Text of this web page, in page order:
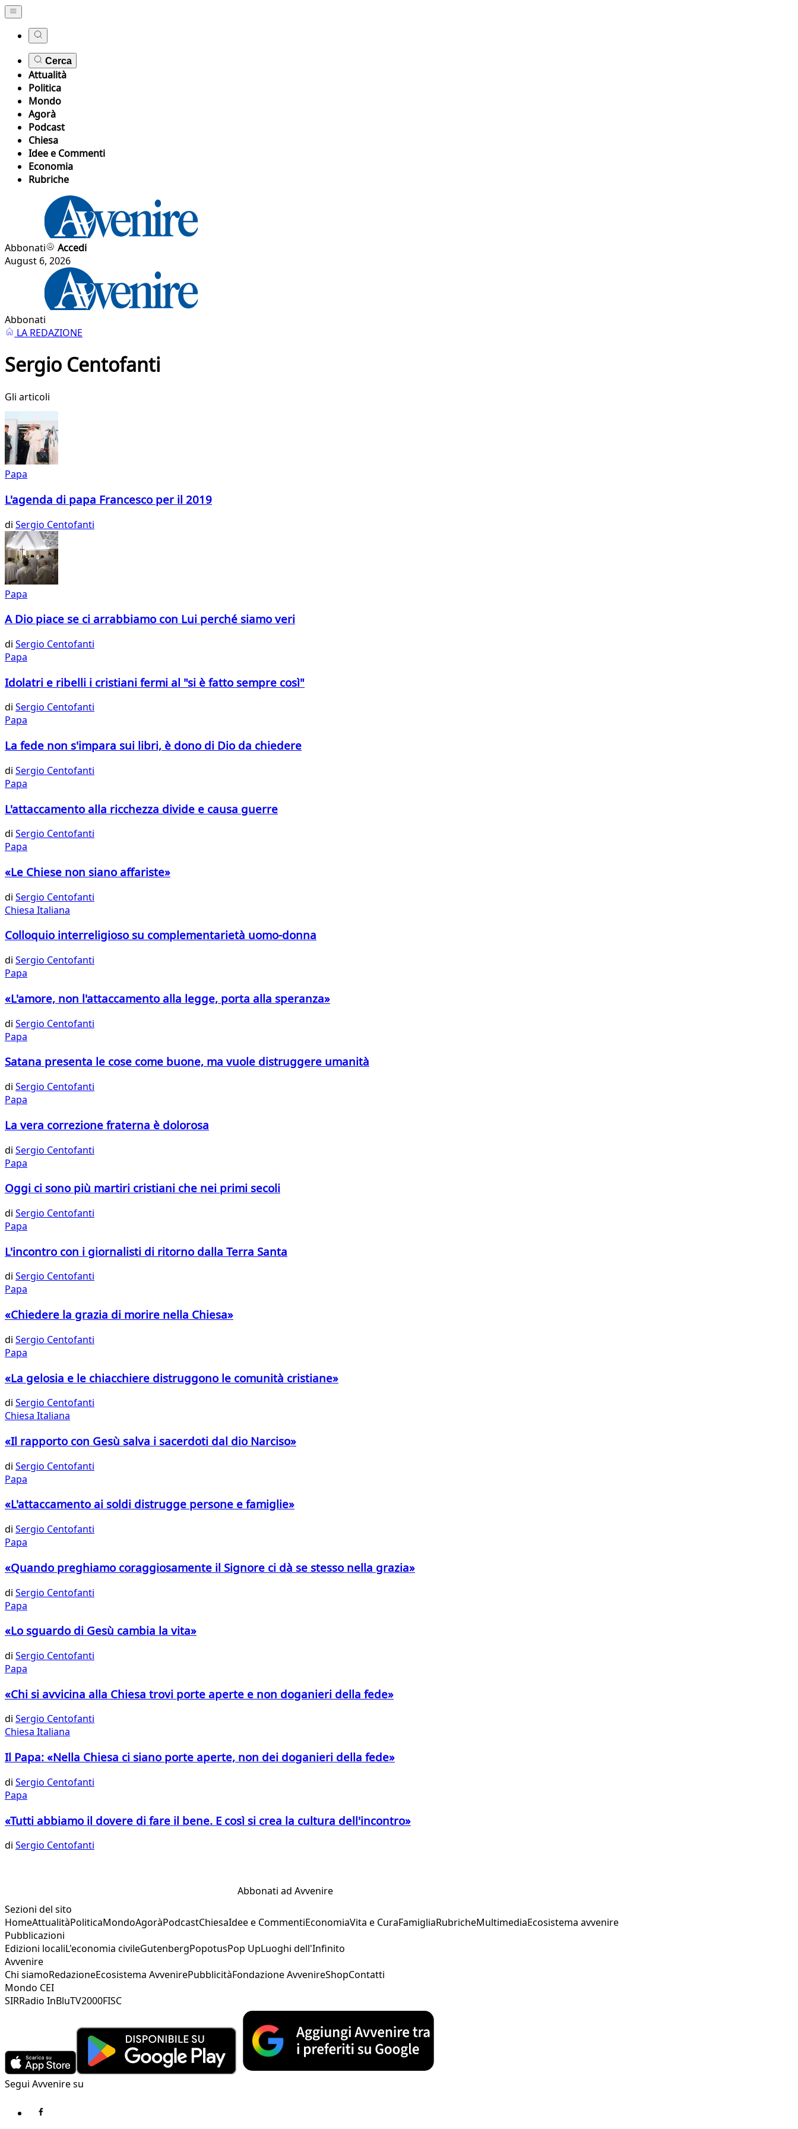
Cerca
Attualità
Politica
Mondo
Agorà
Podcast
Chiesa
Idee e Commenti
Economia
Rubriche
Abbonati
Accedi
August 6, 2026
Abbonati
LA REDAZIONE
Sergio Centofanti
Gli articoli
Papa
L'agenda di papa Francesco per il 2019
di Sergio Centofanti
Papa
A Dio piace se ci arrabbiamo con Lui perché siamo veri
di Sergio Centofanti
Papa
Idolatri e ribelli i cristiani fermi al "si è fatto sempre così"
di Sergio Centofanti
Papa
La fede non s'impara sui libri, è dono di Dio da chiedere
di Sergio Centofanti
Papa
L'attaccamento alla ricchezza divide e causa guerre
di Sergio Centofanti
Papa
«Le Chiese non siano affariste»
di Sergio Centofanti
Chiesa Italiana
Colloquio interreligioso su complementarietà uomo-donna
di Sergio Centofanti
Papa
«L'amore, non l'attaccamento alla legge, porta alla speranza»
di Sergio Centofanti
Papa
Satana presenta le cose come buone, ma vuole distruggere umanità
di Sergio Centofanti
Papa
La vera correzione fraterna è dolorosa
di Sergio Centofanti
Papa
Oggi ci sono più martiri cristiani che nei primi secoli
di Sergio Centofanti
Papa
L'incontro con i giornalisti di ritorno dalla Terra Santa
di Sergio Centofanti
Papa
«Chiedere la grazia di morire nella Chiesa»
di Sergio Centofanti
Papa
​«La gelosia e le chiacchiere distruggono le comunità cristiane»
di Sergio Centofanti
Chiesa Italiana
«Il rapporto con Gesù salva i sacerdoti dal dio Narciso»
di Sergio Centofanti
Papa
«L'attaccamento ai soldi distrugge persone e famiglie»
di Sergio Centofanti
Papa
«Quando preghiamo coraggiosamente il Signore ci dà se stesso nella grazia»
di Sergio Centofanti
Papa
«Lo sguardo di Gesù cambia la vita»
di Sergio Centofanti
Papa
«Chi si avvicina alla Chiesa trovi porte aperte e non doganieri della fede»
di Sergio Centofanti
Chiesa Italiana
Il Papa: «Nella Chiesa ci siano porte aperte, non dei doganieri della fede»
di Sergio Centofanti
Papa
«Tutti abbiamo il dovere di fare il bene. E così si crea la cultura dell'incontro»
di Sergio Centofanti
Abbonati ad Avvenire
Sezioni del sito
HomeAttualitàPoliticaMondoAgoràPodcastChiesaIdee e CommentiEconomiaVita e CuraFamigliaRubricheMultimediaEcosistema avvenire
Pubblicazioni
Edizioni localiL'economia civileGutenbergPopotusPop UpLuoghi dell'Infinito
Avvenire
Chi siamoRedazioneEcosistema AvvenirePubblicitàFondazione AvvenireShopContatti
Mondo CEI
SIRRadio InBluTV2000FISC
Segui Avvenire su